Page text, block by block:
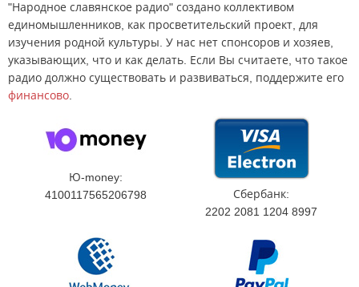
"Народное славянское радио" создано коллективом
единомышленников, как просветительский проект, для
изучения родной культуры. У нас нет спонсоров и хозяев,
указывающих, что и как делать. Если Вы считаете, что такое
радио должно существовать и развиваться, поддержите его
финансово.
Ю-money:
4100117565206798
Сбербанк:
2202 2081 1204 8997